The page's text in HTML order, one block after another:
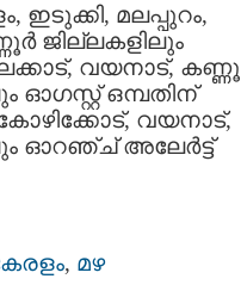
മലപ്പുറം,
ജില്ലകളിലും
വയനാട്,
ഒമ്പതിന്
വയനാട്,
ഓറഞ്ച് അലേര്‍ട്ട്
, മഴ